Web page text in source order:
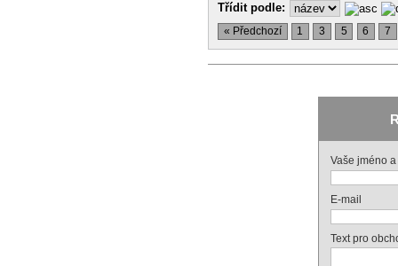
Třídit podle:
« Předchozí 1 3 5 6 7
Vaše jméno
E-mail
Text pro